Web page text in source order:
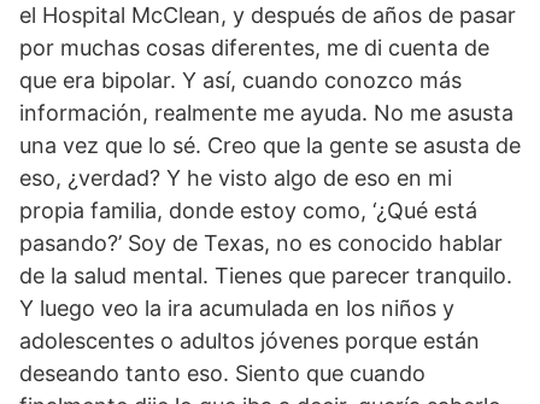
el Hospital McClean, y después de años de pasar
por muchas cosas diferentes, me di cuenta de
que era bipolar. Y así, cuando conozco más
información, realmente me ayuda. No me asusta
una vez que lo sé. Creo que la gente se asusta de
eso, ¿verdad? Y he visto algo de eso en mi
propia familia, donde estoy como, ‘¿Qué está
pasando?’ Soy de Texas, no es conocido hablar
de la salud mental. Tienes que parecer tranquilo.
Y luego veo la ira acumulada en los niños y
adolescentes o adultos jóvenes porque están
deseando tanto eso. Siento que cuando